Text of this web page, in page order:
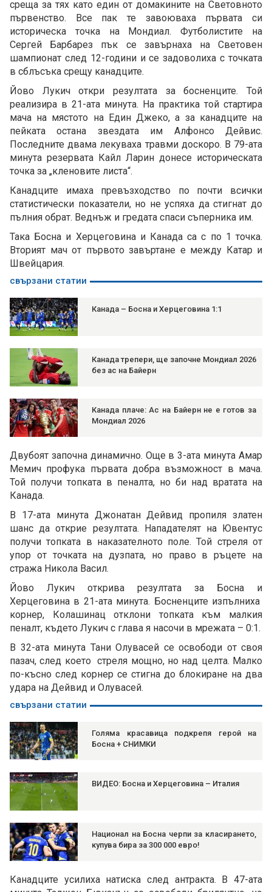
среща за тях като един от домакините на Световното
първенство. Все пак те завоюваха първата си
историческа точка на Мондиал. Футболистите на
Сергей Барбарез пък се завърнаха на Световен
шампионат след 12-години и се задоволиха с точката
в сблъсъка срещу канадците.
Йово Лукич откри резултата за босненците. Той
реализира в 21-ата минута. На практика той стартира
мача на мястото на Един Джеко, а за канадците на
пейката остана звездата им Алфонсо Дейвис.
Последните двама лекуваха травми доскоро. В 79-ата
минута резервата Кайл Ларин донесе историческата
точка за „кленовите листа“.
Канадците имаха превъзходство по почти всички
статистически показатели, но не успяха да стигнат до
пълния обрат. Веднъж и гредата спаси съперника им.
Така Босна и Херцеговина и Канада са с по 1 точка.
Вторият мач от първото завъртане е между Катар и
Швейцария.
свързани статии
Канада – Босна и Херцеговина 1:1
Канада трепери, ще започне Мондиал 2026
без ас на Байерн
Канада плаче: Ас на Байерн не е готов за
Мондиал 2026
Двубоят започна динамично. Още в 3-ата минута Амар
Мемич профука първата добра възможност в мача.
Той получи топката в пеналта, но би над вратата на
Канада.
В 17-ата минута Джонатан Дейвид пропиля златен
шанс да открие резултата. Нападателят на Ювентус
получи топката в наказателното поле. Той стреля от
упор от точката на дузпата, но право в ръцете на
стража Никола Васил.
Йово Лукич открива резултата за Босна и
Херцеговина в 21-ата минута. Босненците изпълниха
корнер, Колашинац отклони топката към малкия
пеналт, където Лукич с глава я насочи в мрежата – 0:1.
В 32-ата минута Тани Олувасей се освободи от своя
пазач, след което стреля мощно, но над целта. Малко
по-късно след корнер се стигна до блокиране на два
удара на Дейвид и Олувасей.
свързани статии
Голяма красавица подкрепя герой на
Босна + СНИМКИ
ВИДЕО: Босна и Херцеговина – Италия
Национал на Босна черпи за класирането,
купува бира за 300 000 евро!
Канадците усилиха натиска след антракта. В 47-ата